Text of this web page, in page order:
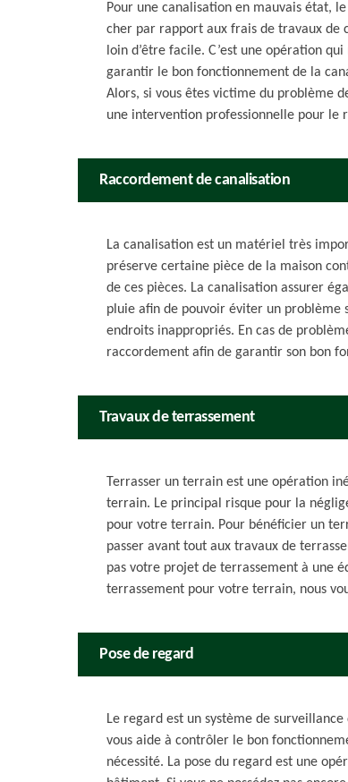
Pour une canalisation en mauvais état,
cher par rapport aux frais de travaux de
loin d’être facile. C’est une opération
garantir le bon fonctionnement de la
Alors, si vous êtes victime du problème
une intervention professionnelle pour le
Raccordement de canalisation
La canalisation est un matériel très
préserve certaine pièce de la maison
de ces pièces. La canalisation assurer
pluie afin de pouvoir éviter un problème
endroits inappropriés. En cas de
raccordement afin de garantir son bon
Travaux de terrassement
Terrasser un terrain est une opération
terrain. Le principal risque pour la
pour votre terrain. Pour bénéficier un
passer avant tout aux travaux de
pas votre projet de terrassement à une
terrassement pour votre terrain, nous
Pose de regard
Le regard est un système de
vous aide à contrôler le bon
nécessité. La pose du regard est une